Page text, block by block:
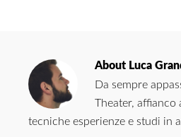
About Luca
Da sempre
Theater, affianco
tecniche esperienze e studi in